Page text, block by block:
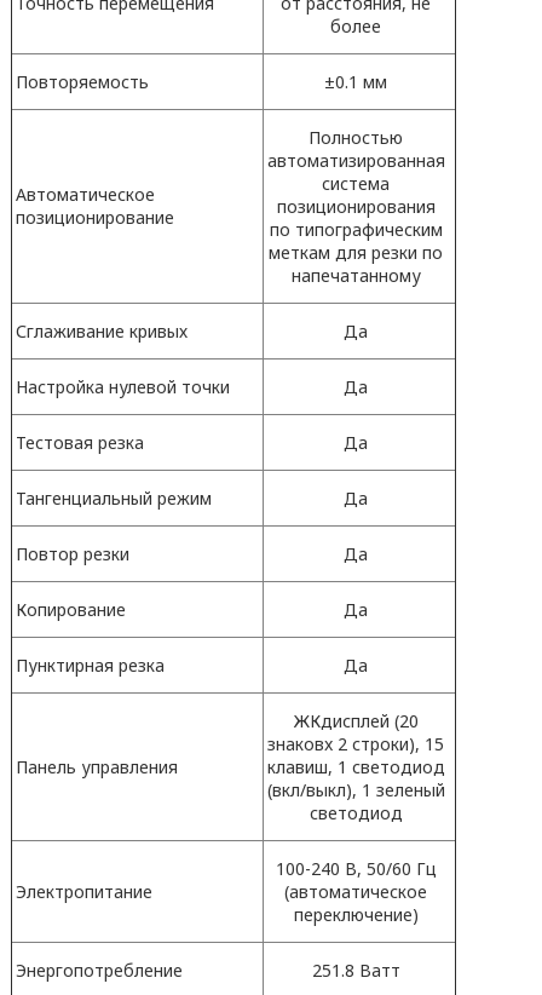
более
Повторяемость ±0.1 мм
Автоматическое
позиционирование
Полностью
автоматизированная
система
позиционирования
по типографическим
меткам для резки по
напечатанному
Сглаживание кривых Да
Настройка нулевой точки Да
Тестовая резка Да
Тангенциальный режим Да
Повтор резки Да
Копирование Да
Пунктирная резка Да
Панель управления
ЖКдисплей (20
знаковx 2 строки), 15
клавиш, 1 светодиод
(вкл/выкл), 1 зеленый
светодиод
Электропитание
100-240 В, 50/60 Гц
(автоматическое
переключение)
Энергопотребление 251.8 Ватт